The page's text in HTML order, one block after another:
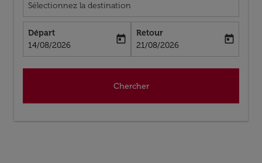
Sélectionnez la destination
Départ
fc-booking-departure-date-aria-label
14/08/2026
today
Retour
fc-booking-return-date-aria-label
21/08/2026
today
Chercher